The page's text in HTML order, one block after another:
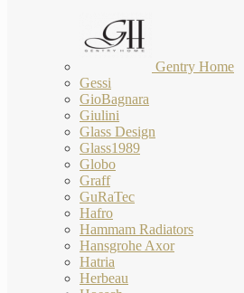
Gentry Home
Gessi
GioBagnara
Giulini
Glass Design
Glass1989
Globo
Graff
GuRaTec
Hafro
Hammam Radiators
Hansgrohe Axor
Hatria
Herbeau